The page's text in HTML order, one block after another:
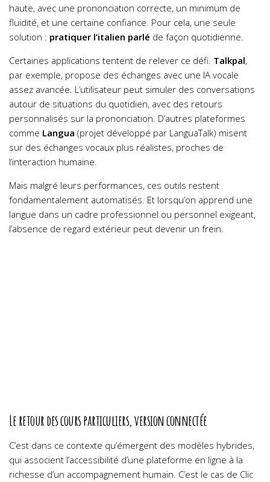
haute, avec une prononciation correcte, un minimum de
fluidité, et une certaine confiance. Pour cela, une seule
solution : pratiquer l’italien parlé de façon quotidienne.
Certaines applications tentent de relever ce défi. Talkpal,
par exemple, propose des échanges avec une IA vocale
assez avancée. L’utilisateur peut simuler des conversations
autour de situations du quotidien, avec des retours
personnalisés sur la prononciation. D’autres plateformes
comme Langua (projet développé par LanguaTalk) misent
sur des échanges vocaux plus réalistes, proches de
l’interaction humaine.
Mais malgré leurs performances, ces outils restent
fondamentalement automatisés. Et lorsqu’on apprend une
langue dans un cadre professionnel ou personnel exigeant,
l’absence de regard extérieur peut devenir un frein.
Le retour des cours particuliers, version connectée
C’est dans ce contexte qu’émergent des modèles hybrides,
qui associent l’accessibilité d’une plateforme en ligne à la
richesse d’un accompagnement humain. C’est le cas de Clic